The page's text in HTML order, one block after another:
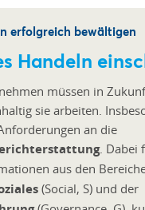
erfolgreich bewältigen
Handeln
müssen in
sie arbeiten.
an die
. Dabei
aus den
(Social, S) und der